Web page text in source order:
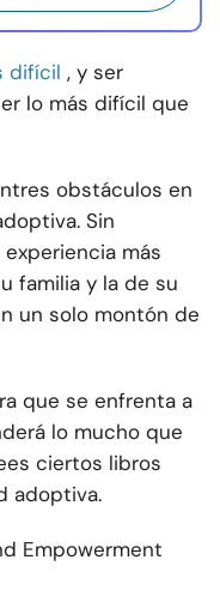
difícil , y ser
lo más difícil que
obstáculos en
Sin
más
familia y la de su
un solo montón de
que se enfrenta a
lo mucho que
ciertos libros
adoptiva.
Empowerment